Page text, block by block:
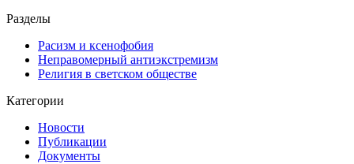
Разделы
Расизм и ксенофобия
Неправомерный антиэкстремизм
Религия в светском обществе
Категории
Новости
Публикации
Документы